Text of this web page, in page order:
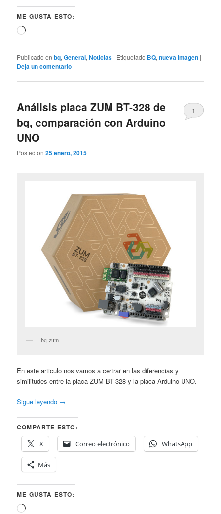
ME GUSTA ESTO:
Cargando...
Publicado en bq,General,Noticias | Etiquetado BQ,nueva imagen |
Deja un comentario
Análisis placa ZUM BT-328 de
bq, comparación con Arduino
UNO
Posted on25 enero, 2015
1
bq-zum
En este articulo nos vamos a certrar en las diferencias y
similitudes entre la placa ZUM BT-328 y la placa Arduino UNO.
Sigue leyendo →
COMPARTE ESTO:
X
Correo electrónico WhatsApp
Más
ME GUSTA ESTO:
Cargando...